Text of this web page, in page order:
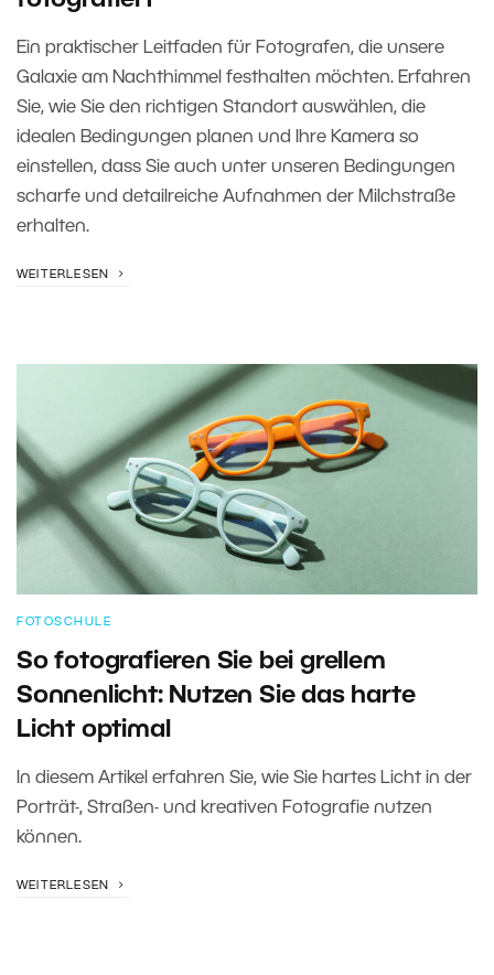
Ein praktischer Leitfaden für Fotografen, die unsere
Galaxie am Nachthimmel festhalten möchten. Erfahren
Sie, wie Sie den richtigen Standort auswählen, die
idealen Bedingungen planen und Ihre Kamera so
einstellen, dass Sie auch unter unseren Bedingungen
scharfe und detailreiche Aufnahmen der Milchstraße
erhalten.
WEITERLESEN
FOTOSCHULE
So fotografieren Sie bei grellem
Sonnenlicht: Nutzen Sie das harte
Licht optimal
In diesem Artikel erfahren Sie, wie Sie hartes Licht in der
Porträt-, Straßen- und kreativen Fotografie nutzen
können.
WEITERLESEN